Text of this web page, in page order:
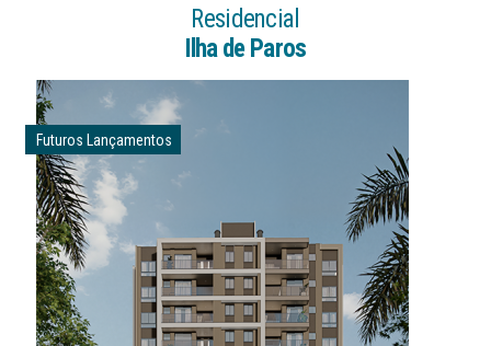
Residencial
Ilha de Paros
Futuros Lançamentos